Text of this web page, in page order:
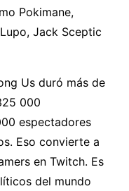
Pokimane,
Jack Sceptic
Us duró más de
000
espectadores
Eso convierte a
en Twitch. Es
del mundo